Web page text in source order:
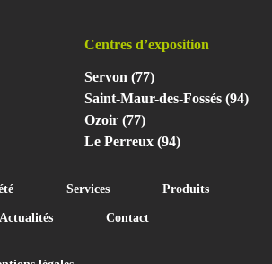
Centres d’exposition
Servon (77)
Saint-Maur-des-Fossés (94)
Ozoir (77)
Le Perreux (94)
Services Produits
Actualités Contact